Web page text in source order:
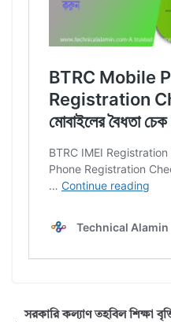
সরকারি কল্যাণ তহবিল শিক্ষা